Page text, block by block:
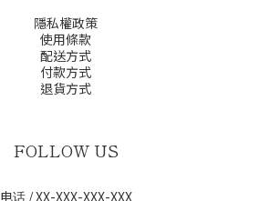
隱私權政策
使用條款
配送方式
付款方式
退貨方式
FOLLOW US
电话 / XX-XXX-XXX-XXX